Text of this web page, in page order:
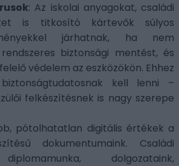
: Az iskolai anyagokat, családi
is titkosító kártevők súlyos
járhatnak, ha nem
biztonsági mentést, és
védelem az eszközökön. Ehhez
kell lenni –
felkészítésnek is nagy szerepe
pótolhatatlan digitális értékek a
dokumentumaink. Családi
dolgozataink,